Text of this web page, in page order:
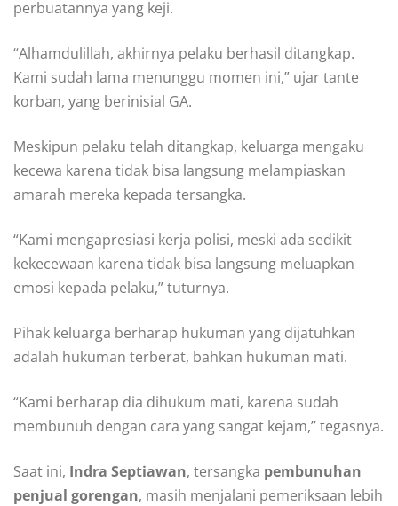
perbuatannya yang keji.
“Alhamdulillah, akhirnya pelaku berhasil ditangkap.
Kami sudah lama menunggu momen ini,” ujar tante
korban, yang berinisial GA.
Meskipun pelaku telah ditangkap, keluarga mengaku
kecewa karena tidak bisa langsung melampiaskan
amarah mereka kepada tersangka.
“Kami mengapresiasi kerja polisi, meski ada sedikit
kekecewaan karena tidak bisa langsung meluapkan
emosi kepada pelaku,” tuturnya.
Pihak keluarga berharap hukuman yang dijatuhkan
adalah hukuman terberat, bahkan hukuman mati.
“Kami berharap dia dihukum mati, karena sudah
membunuh dengan cara yang sangat kejam,” tegasnya.
Saat ini, Indra Septiawan, tersangka pembunuhan
penjual gorengan, masih menjalani pemeriksaan lebih